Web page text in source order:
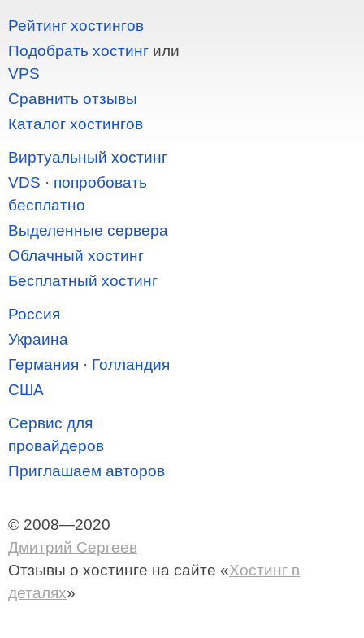
Рейтинг хостингов
Подобрать хостинг или
VPS
Сравнить отзывы
Каталог хостингов
Виртуальный хостинг
VDS · попробовать
бесплатно
Выделенные сервера
Облачный хостинг
Бесплатный хостинг
Россия
Украина
Германия · Голландия
США
Сервис для
провайдеров
Приглашаем авторов
© 2008—2020
Дмитрий Сергеев
Отзывы о хостинге на сайте «Хостинг в
деталях»